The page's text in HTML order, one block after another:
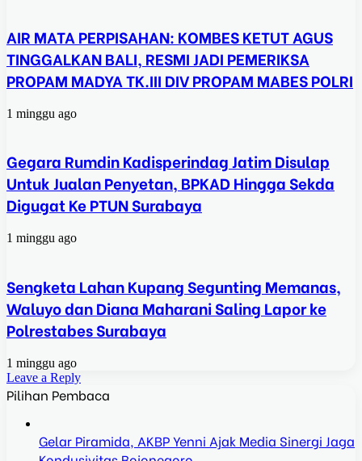
AIR MATA PERPISAHAN: KOMBES KETUT AGUS
TINGGALKAN BALI, RESMI JADI PEMERIKSA
PROPAM MADYA TK.III DIV PROPAM MABES POLRI
1 minggu ago
Gegara Rumdin Kadisperindag Jatim Disulap
Untuk Jualan Penyetan, BPKAD Hingga Sekda
Digugat Ke PTUN Surabaya
1 minggu ago
Sengketa Lahan Kupang Segunting Memanas,
Waluyo dan Diana Maharani Saling Lapor ke
Polrestabes Surabaya
1 minggu ago
Leave a Reply
Pilihan Pembaca
Gelar Piramida, AKBP Yenni Ajak Media Sinergi Jaga